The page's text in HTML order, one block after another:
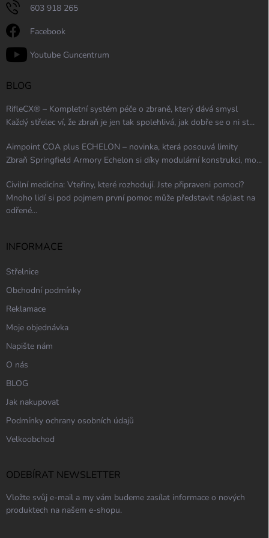
603 918 265
Facebook
Youtube Guncentrum
BLOG
RifleCX® – Kompletní systém péče o zbraně, který dává smysl
Každý střelec ví, že zbraň je jen tak spolehlivá, jak dobře se o ni st...
Aimpoint COA plus ECHELON – novinka, která posouvá limity
Zbraň Springfield Armory Echelon si díky modulární konstrukci, mo...
Civilní medicína: Vteřiny, které rozhodují. Jste připraveni pomoci?
Mnoho lidí si pod pojmem první pomoc může představit náplast na
odřené...
INFORMACE
Střelnice
Obchodní podmínky
Reklamace
Moje objednávka
Napište nám
O nás
BLOG
Jak nakupovat
Podmínky ochrany osobních údajů
Velkoobchod
ODEBÍRAT NEWSLETTER
Vložte svůj e-mail a my vám budeme zasílat informace o nových
produktech na našem e-shopu.